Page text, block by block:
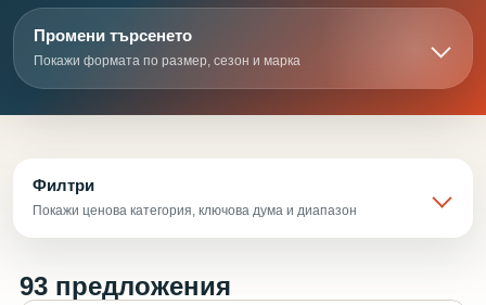
Промени търсенето
Покажи формата по размер, сезон и марка
Филтри
Покажи ценова категория, ключова дума и диапазон
93 предложения